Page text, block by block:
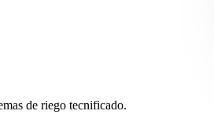
de riego tecnificado.